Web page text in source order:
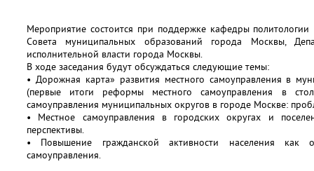
Мероприятие состоится при поддержке кафедры
Совета муниципальных образований города Москвы,
исполнительной власти города Москвы.
В ходе заседания будут обсуждаться следующие темы:
• Дорожная карта» развития местного самоуправления в
(первые итоги реформы местного самоуправления в
самоуправления муниципальных округов в городе Москве:
• Местное самоуправления в городских округах и
перспективы.
• Повышение гражданской активности населения как
самоуправления.